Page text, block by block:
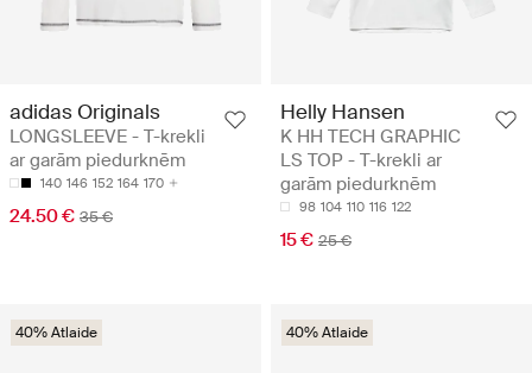
adidas Originals
LONGSLEEVE - T-krekli
ar garām piedurknēm
140 146 152 164 170
24.50 € 35 €
Helly Hansen
K HH TECH GRAPHIC
LS TOP - T-krekli ar
garām piedurknēm
98 104 110 116 122
15 € 25 €
40% Atlaide 40% Atlaide